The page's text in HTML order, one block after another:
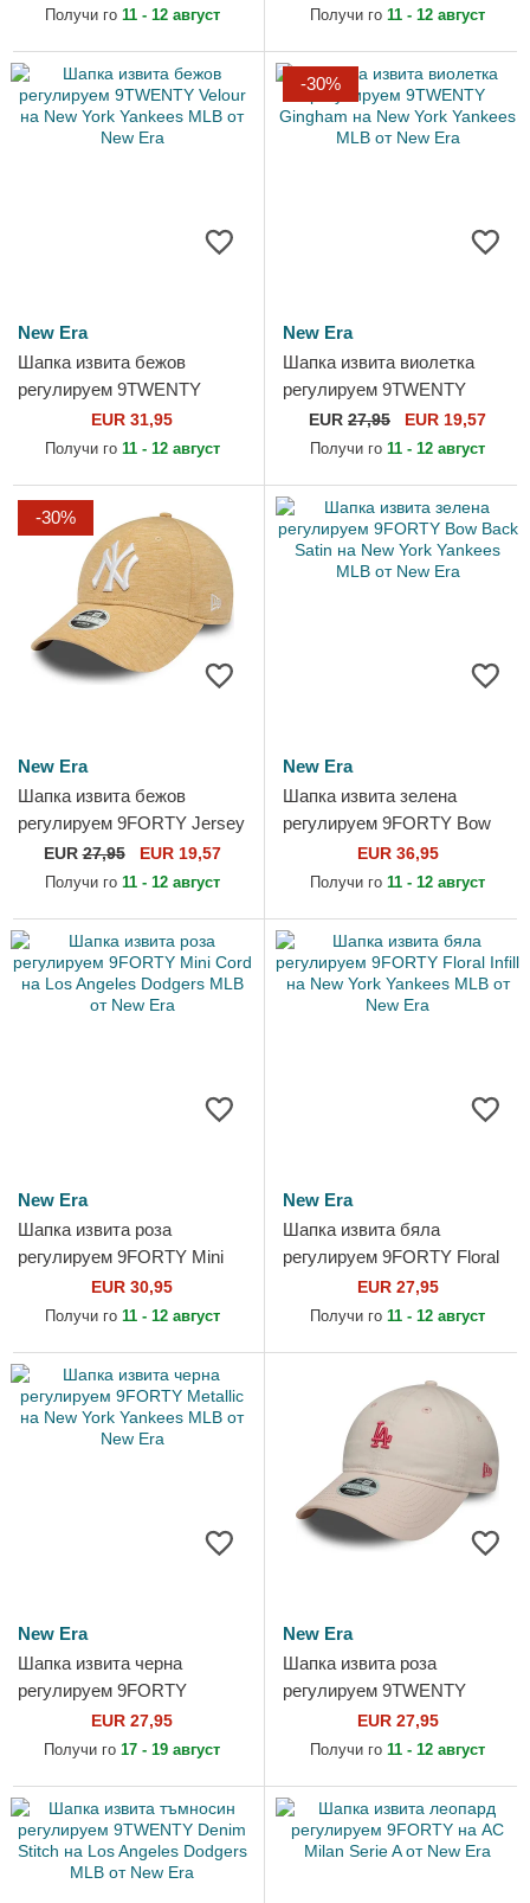
Dodgers MLB от New Era
Получи го 11 - 12 август New Era
Получи го 11 - 12 август
New Era
Шапка извита бежов
регулируем 9TWENTY
Velour на New York Yankees
MLB от New Era
EUR 31,95
Получи го 11 - 12 август
-30%
New Era
Шапка извита виолетка
регулируем 9TWENTY
Gingham на New York
Yankees MLB от New Era
EUR 27,95 EUR 19,57
Получи го 11 - 12 август
-30%
New Era
Шапка извита бежов
регулируем 9FORTY Jersey
на New York Yankees MLB
от New Era
EUR27,95 EUR 19,57
Получи го 11 - 12 август
New Era
Шапка извита зелена
регулируем 9FORTY Bow
Back Satin на New York
Yankees MLB от New Era
EUR 36,95
Получи го 11 - 12 август
New Era
Шапка извита роза
регулируем 9FORTY Mini
Cord на Los Angeles
Dodgers MLB от New Era
EUR 30,95
Получи го 11 - 12 август
New Era
Шапка извита бяла
регулируем 9FORTY Floral
Infill на New York Yankees
MLB от New Era
EUR 27,95
Получи го 11 - 12 август
New Era
Шапка извита черна
регулируем 9FORTY
Metallic на New York
Yankees MLB от New Era
EUR 27,95
Получи го 17 - 19 август
New Era
Шапка извита роза
регулируем 9TWENTY
Washed Mini на Los Angeles
Dodgers MLB от New Era
EUR 27,95
Получи го 11 - 12 август